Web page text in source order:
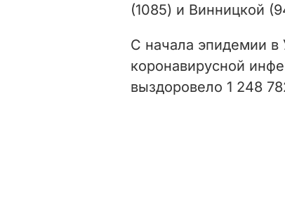
(1085) и Винницкой
С начала эпидемии в
коронавирусной
выздоровело 1 248